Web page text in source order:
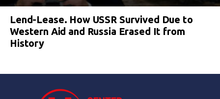
Lend-Lease. How USSR Survived Due to
Western Aid and Russia Erased It from
History